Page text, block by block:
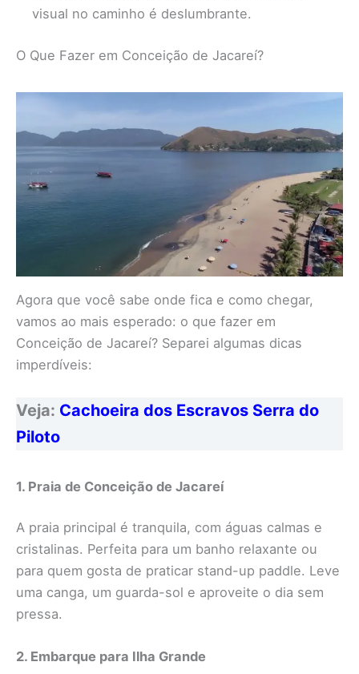
visual no caminho é deslumbrante.
O Que Fazer em Conceição de Jacareí?
Agora que você sabe onde fica e como chegar,
vamos ao mais esperado: o que fazer em
Conceição de Jacareí? Separei algumas dicas
imperdíveis:
Veja: Cachoeira dos Escravos Serra do
Piloto
1. Praia de Conceição de Jacareí
A praia principal é tranquila, com águas calmas e
cristalinas. Perfeita para um banho relaxante ou
para quem gosta de praticar stand-up paddle. Leve
uma canga, um guarda-sol e aproveite o dia sem
pressa.
2. Embarque para Ilha Grande